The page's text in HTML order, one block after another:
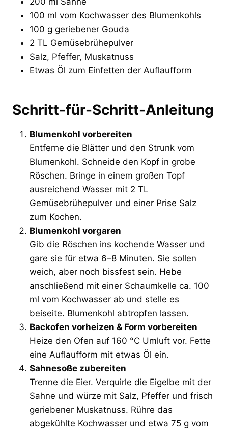
100 ml vom Kochwasser des Blumenkohls
100 g geriebener Gouda
2 TL Gemüsebrühepulver
Salz, Pfeffer, Muskatnuss
Etwas Öl zum Einfetten der Auflaufform
Schritt-für-Schritt-Anleitung
Blumenkohl vorbereiten
Entferne die Blätter und den Strunk vom
Blumenkohl. Schneide den Kopf in grobe
Röschen. Bringe in einem großen Topf
ausreichend Wasser mit 2 TL
Gemüsebrühepulver und einer Prise Salz
zum Kochen.
Blumenkohl vorgaren
Gib die Röschen ins kochende Wasser und
gare sie für etwa 6–8 Minuten. Sie sollen
weich, aber noch bissfest sein. Hebe
anschließend mit einer Schaumkelle ca. 100
ml vom Kochwasser ab und stelle es
beiseite. Blumenkohl abtropfen lassen.
Backofen vorheizen & Form vorbereiten
Heize den Ofen auf 160 °C Umluft vor. Fette
eine Auflaufform mit etwas Öl ein.
Sahnesoße zubereiten
Trenne die Eier. Verquirle die Eigelbe mit der
Sahne und würze mit Salz, Pfeffer und frisch
geriebener Muskatnuss. Rühre das
abgekühlte Kochwasser und etwa 75 g vom